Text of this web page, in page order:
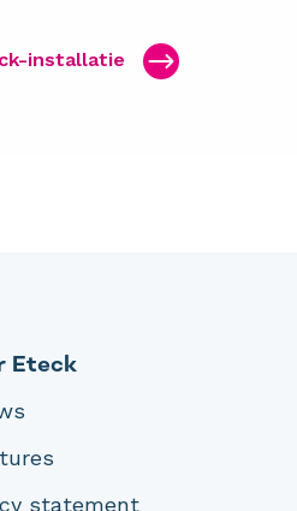
installatie
Eteck
statement